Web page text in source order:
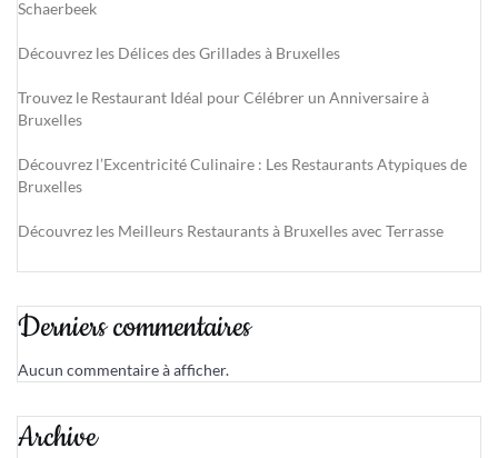
Schaerbeek
Découvrez les Délices des Grillades à Bruxelles
Trouvez le Restaurant Idéal pour Célébrer un Anniversaire à
Bruxelles
Découvrez l’Excentricité Culinaire : Les Restaurants Atypiques de
Bruxelles
Découvrez les Meilleurs Restaurants à Bruxelles avec Terrasse
Derniers commentaires
Aucun commentaire à afficher.
Archive